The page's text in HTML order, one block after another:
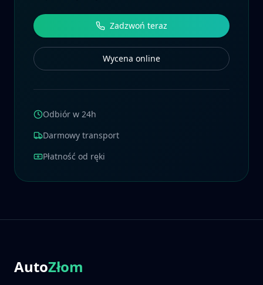
Zadzwoń teraz
Wycena online
Odbiór w 24h
Darmowy transport
Płatność od ręki
AutoZłom